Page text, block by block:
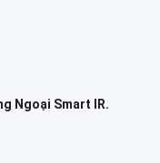
Ngoại Smart IR.